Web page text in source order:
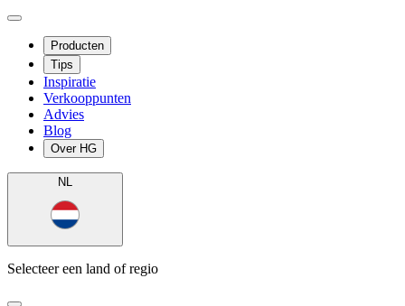
Producten
Tips
Inspiratie
Verkooppunten
Advies
Blog
Over HG
NL
Selecteer een land of regio